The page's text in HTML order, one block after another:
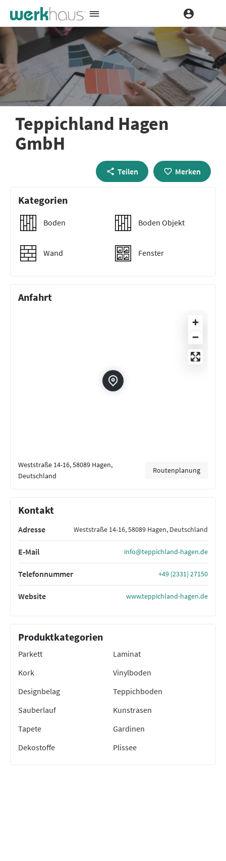
Teppichland Hagen
GmbH
Teilen Merken
Kategorien
Boden Boden Objekt
Wand Fenster
Anfahrt
Weststraße 14-16, 58089 Hagen,
Deutschland
Routenplanung
Kontakt
Adresse Weststraße 14-16, 58089 Hagen, Deutschland
E-Mail info@teppichland-hagen.de
Telefonnummer +49 (2331) 27150
Website www.teppichland-hagen.de
Produktkategorien
Parkett
Laminat
Kork
Vinylboden
Designbelag
Teppichboden
Sauberlauf
Kunstrasen
Tapete
Gardinen
Dekostoffe
Plissee